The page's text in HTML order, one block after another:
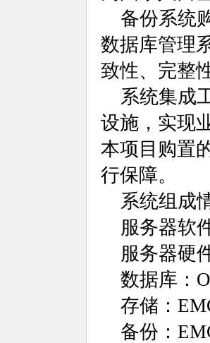
备份系统
数据库管理
致性、完整
系统集成
设施，实现
本项目购置
行保障。
系统组成
服务器软
服务器硬
数据库：
存储：
备份：